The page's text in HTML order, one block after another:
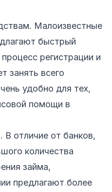
Малоизвестные
быстрый
регистрации и
занять всего
удобно для тех,
помощи в
отличие от банков,
количества
займа,
предлагают более